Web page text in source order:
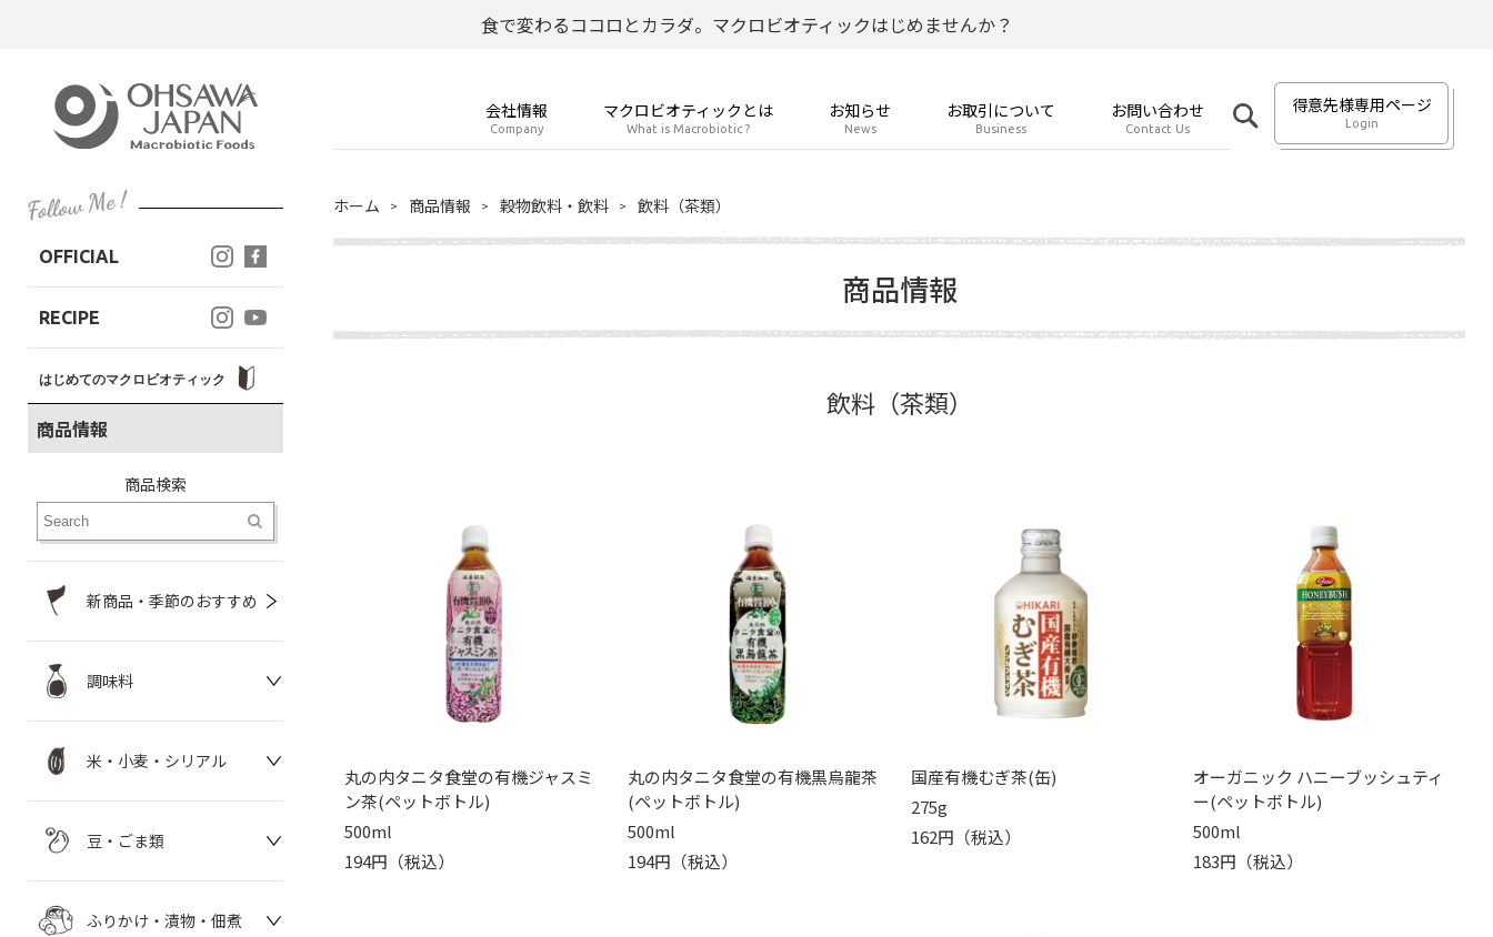
食で変わるココロとカラダ。マクロビオティックはじめませんか？
会社情報
Company
マクロビオティックとは
What is Macrobiotic ?
お知らせ
News
お取引について
Business
お問い合わせ
Contact Us
得意先様専用ページ
Login
OFFICIAL
RECIPE
はじめてのマクロビオティック
商品情報
商品検索
新商品・季節のおすすめ
調味料
米・小麦・シリアル
豆・ごま類
ふりかけ・漬物・佃煮
ホーム 商品情報 穀物飲料・飲料 飲料（茶類）
商品情報
飲料（茶類）
丸の内タニタ食堂の有機ジャスミ
ン茶(ペットボトル)
500ml
194円（税込）
丸の内タニタ食堂の有機黒烏龍茶
(ペットボトル)
500ml
194円（税込）
国産有機むぎ茶(缶)
275g
162円（税込）
オーガニック ハニーブッシュティ
ー(ペットボトル)
500ml
183円（税込）